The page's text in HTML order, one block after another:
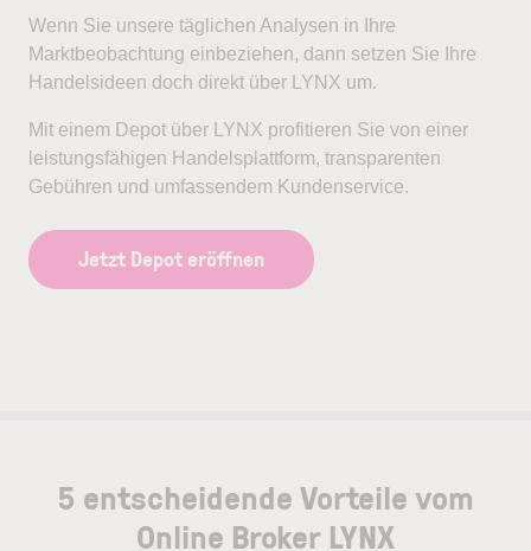
Wenn Sie unsere täglichen Analysen in Ihre
Marktbeobachtung einbeziehen, dann setzen Sie Ihre
Handelsideen doch direkt über LYNX um.
Mit einem Depot über LYNX profitieren Sie von einer
leistungsfähigen Handelsplattform, transparenten
Gebühren und umfassendem Kundenservice.
Jetzt Depot eröffnen
5 entscheidende Vorteile vom
Online Broker LYNX